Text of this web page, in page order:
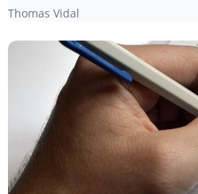
Thomas Vidal